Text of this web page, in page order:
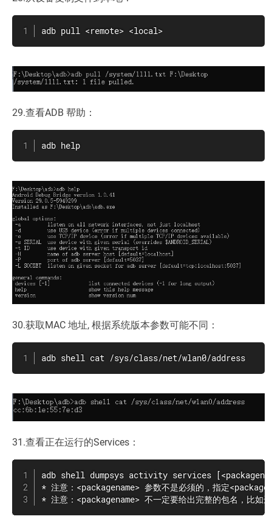
adb pull <remote> <local>
29.查看ADB 帮助：
adb help
30.获取MAC 地址, 根据系统版本参数可能不同：
adb shell cat /sys/class/net/wlan0/address
31.查看正在运行的Services：
adb shell dumpsys activity services
* 注意：<packagename> 参数不是必须的，指定
* 注意：<packagename> 不一定要给出完整的包名